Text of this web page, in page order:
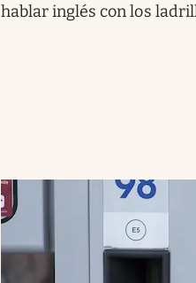
hablar inglés con los